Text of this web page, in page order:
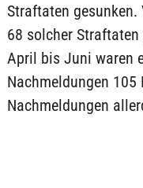
Straftaten
68 solcher
April bis Juni waren
Nachmeldungen 105
Nachmeldungen